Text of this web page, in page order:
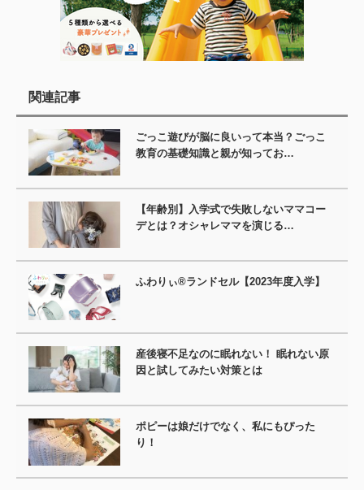
関連記事
ごっこ遊びが脳に良いって本当？ごっこ
教育の基礎知識と親が知ってお…
【年齢別】入学式で失敗しないママコー
デとは？オシャレママを演じる…
ふわりぃ®ランドセル【2023年度入学】
産後寝不足なのに眠れない！ 眠れない原
因と試してみたい対策とは
ポピーは娘だけでなく、私にもぴった
り！